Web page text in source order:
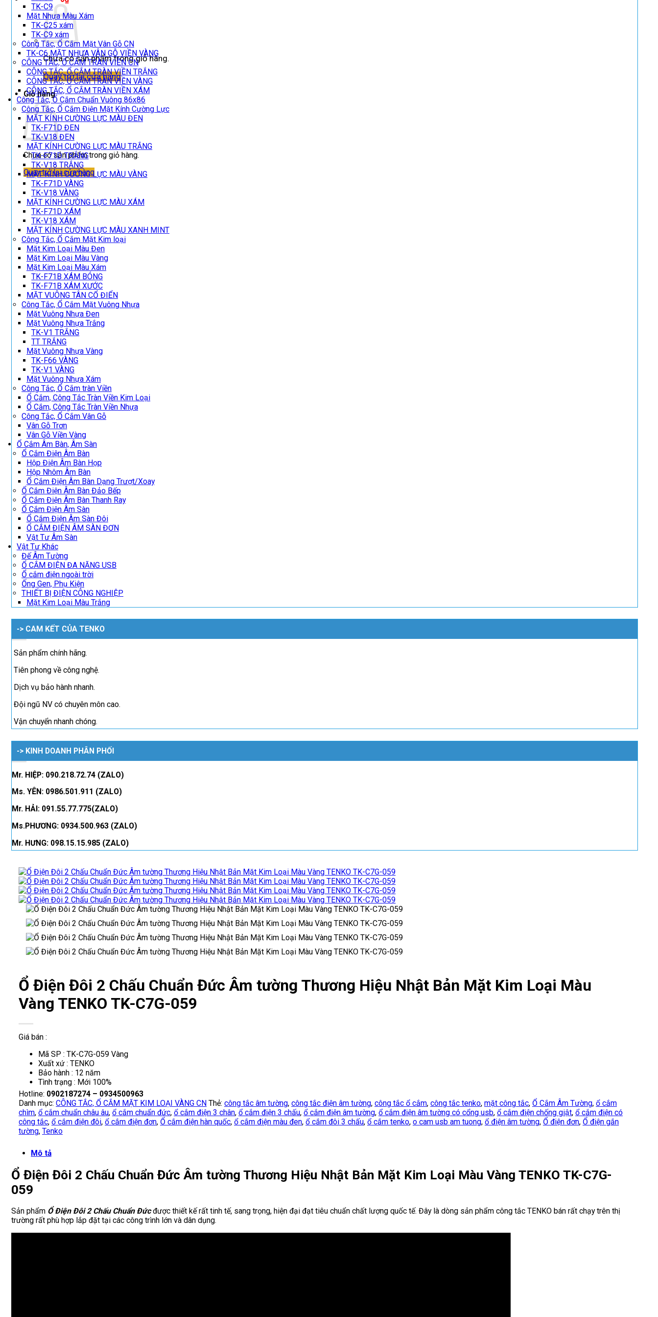
Chưa có sản phẩm trong giỏ hàng.
Quay trở lại cửa hàng
Giỏ hàng
Chưa có sản phẩm trong giỏ hàng.
Quay trở lại cửa hàng
TK-C9
Mặt Nhựa Màu Xám
TK-C25 xám
TK-C9 xám
Công Tắc, Ổ Cắm Mặt Vân Gỗ CN
TK-C6 MẶT NHỰA VÂN GỖ VIỀN VÀNG
CÔNG TẮC, Ổ CẮM TRÀN VIỀN CN
CÔNG TẮC, Ổ CẮM TRÀN VIỀN TRẮNG
CÔNG TẮC, Ổ CẮM TRÀN VIỀN VÀNG
CÔNG TẮC, Ổ CẮM TRÀN VIỀN XÁM
Công Tắc, Ổ Cắm Chuẩn Vuông 86x86
Công Tắc, Ổ Cắm Điện Mặt Kính Cường Lực
MẶT KÍNH CƯỜNG LỰC MÀU ĐEN
TK-F71D ĐEN
TK-V18 ĐEN
MẶT KÍNH CƯỜNG LỰC MÀU TRẮNG
TK-F71D TRẮNG
TK-V18 TRẮNG
MẶT KÍNH CƯỜNG LỰC MÀU VÀNG
TK-F71D VÀNG
TK-V18 VÀNG
MẶT KÍNH CƯỜNG LỰC MÀU XÁM
TK-F71D XÁM
TK-V18 XÁM
MẶT KÍNH CƯỜNG LỰC MÀU XANH MINT
Công Tắc, Ổ Cắm Mặt Kim loại
Mặt Kim Loại Màu Đen
Mặt Kim Loại Màu Vàng
Mặt Kim Loại Màu Xám
TK-F71B XÁM BÓNG
TK-F71B XÁM XƯỚC
MẶT VUÔNG TÂN CỔ ĐIỂN
Công Tắc, Ổ Cắm Mặt Vuông Nhựa
Mặt Vuông Nhựa Đen
Mặt Vuông Nhựa Trắng
TK-V1 TRẮNG
TT TRẮNG
Mặt Vuông Nhựa Vàng
TK-F66 VÀNG
TK-V1 VÀNG
Mặt Vuông Nhựa Xám
Công Tắc, Ổ Cắm tràn Viền
Ổ Cắm, Công Tắc Tràn Viền Kim Loại
Ổ Cắm, Công Tắc Tràn Viền Nhựa
Công Tắc, Ổ Cắm Vân Gỗ
Vân Gỗ Trơn
Vân Gỗ Viền Vàng
Ổ Cắm Âm Bàn, Âm Sàn
Ổ Cắm Điện Âm Bàn
Hộp Điện Âm Bàn Họp
Hộp Nhôm Âm Bàn
Ổ Cắm Điện Âm Bàn Dạng Trượt/Xoay
Ổ Cắm Điện Âm Bàn Đảo Bếp
Ổ Cắm Điện Âm Bàn Thanh Ray
Ổ Cắm Điện Âm Sàn
Ổ Cắm Điện Âm Sàn Đôi
Ổ CẮM ĐIỆN ÂM SÀN ĐƠN
Vật Tư Âm Sàn
Vật Tư Khác
Đế Âm Tường
Ổ CẮM ĐIỆN ĐA NĂNG USB
Ổ cắm điện ngoài trời
Ống Gen, Phụ Kiện
THIẾT BỊ ĐIỆN CÔNG NGHIỆP
Mặt Kim Loại Màu Trắng
-> CAM KẾT CỦA TENKO
Sản phẩm chính hãng.
Tiên phong về công nghệ.
Dịch vụ bảo hành nhanh.
Đội ngũ NV có chuyên môn cao.
Vận chuyển nhanh chóng.
-> KINH DOANH PHÂN PHỐI
Mr. HIỆP: 090.218.72.74 (ZALO)
Ms. YÊN: 0986.501.911 (ZALO)
Mr. HẢI: 091.55.77.775(ZALO)
Ms.PHƯƠNG: 0934.500.963 (ZALO)
Mr. HƯNG: 098.15.15.985 (ZALO)
Ổ Điện Đôi 2 Chấu Chuẩn Đức Âm tường Thương Hiệu Nhật Bản Mặt Kim Loại Màu
Vàng TENKO TK-C7G-059
Giá bán :
Mã SP : TK-C7G-059 Vàng
Xuất xứ : TENKO
Bảo hành : 12 năm
Tình trạng : Mới 100%
Hotline: 0902187274 – 0934500963
Danh mục: CÔNG TẮC, Ổ CẮM MẶT KIM LOẠI VÀNG CN Thẻ: công tắc âm tường, công tắc điện âm tường, công tắc ổ cắm, công tắc tenko, mặt công tắc, Ổ Cắm Âm Tường, ổ cắm
chìm, ổ cắm chuẩn châu âu, ổ cắm chuẩn đức, ổ cắm điện 3 chân, ổ cắm điện 3 chấu, ổ cắm điện âm tường, ổ cắm điện âm tường có cổng usb, ổ cắm điện chống giật, ổ cắm điện có
công tắc, ổ cắm điện đôi, ổ cắm điện đơn, Ổ cắm điện hàn quốc, ổ cắm điện màu đen, ổ cắm đôi 3 chấu, ổ cắm tenko, o cam usb am tuong, ổ điện âm tường, Ổ điện đơn, Ổ điện gắn
tường, Tenko
Mô tả
Ổ Điện Đôi 2 Chấu Chuẩn Đức Âm tường Thương Hiệu Nhật Bản Mặt Kim Loại Màu Vàng TENKO TK-C7G-
059
Sản phẩm Ổ Điện Đôi 2 Chấu Chuẩn Đứcđược thiết kế rất tinh tế, sang trọng, hiện đại đạt tiêu chuẩn chất lượng quốc tế. Đây là dòng sản phẩm công tắc TENKO bán rất chạy trên thị
trường rất phù hợp lắp đặt tại các công trình lớn và dân dụng.